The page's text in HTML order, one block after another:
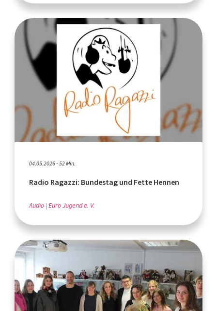
04.05.2026 - 52 Min.
Radio Ragazzi: Bundestag und Fette Hennen
Audio Euro Jugend e. V.